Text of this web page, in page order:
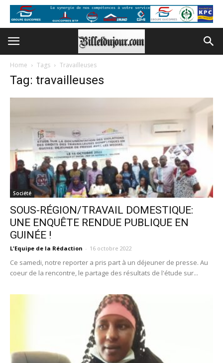
Home Tags Travailleuses
Tag: travailleuses
Société
SOUS-RÉGION/TRAVAIL DOMESTIQUE:
UNE ENQUÊTE RENDUE PUBLIQUE EN
GUINÉE !
L'Equipe de la Rédaction - 16 octobre 2022
Ce samedi, notre reporter a pris part à un déjeuner de presse. Au
coeur de la rencontre, le partage des résultats de l'étude sur...